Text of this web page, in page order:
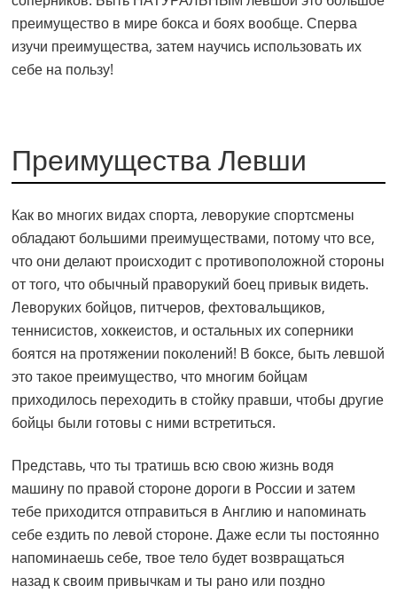
преимущество в мире бокса и боях вообще. Сперва
изучи преимущества, затем научись использовать их
себе на пользу!
Преимущества Левши
Как во многих видах спорта, леворукие спортсмены
обладают большими преимуществами, потому что все,
что они делают происходит с противоположной стороны
от того, что обычный праворукий боец привык видеть.
Леворуких бойцов, питчеров, фехтовальщиков,
теннисистов, хоккеистов, и остальных их соперники
боятся на протяжении поколений! В боксе, быть левшой
это такое преимущество, что многим бойцам
приходилось переходить в стойку правши, чтобы другие
бойцы были готовы с ними встретиться.
Представь, что ты тратишь всю свою жизнь водя
машину по правой стороне дороги в России и затем
тебе приходится отправиться в Англию и напоминать
себе ездить по левой стороне. Даже если ты постоянно
напоминаешь себе, твое тело будет возвращаться
назад к своим привычкам и ты рано или поздно